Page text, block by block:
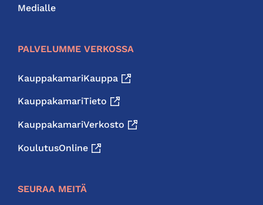
Medialle
PALVELUMME VERKOSSA
KauppakamariKauppa
KauppakamariTieto
KauppakamariVerkosto
KoulutusOnline
SEURAA MEITÄ